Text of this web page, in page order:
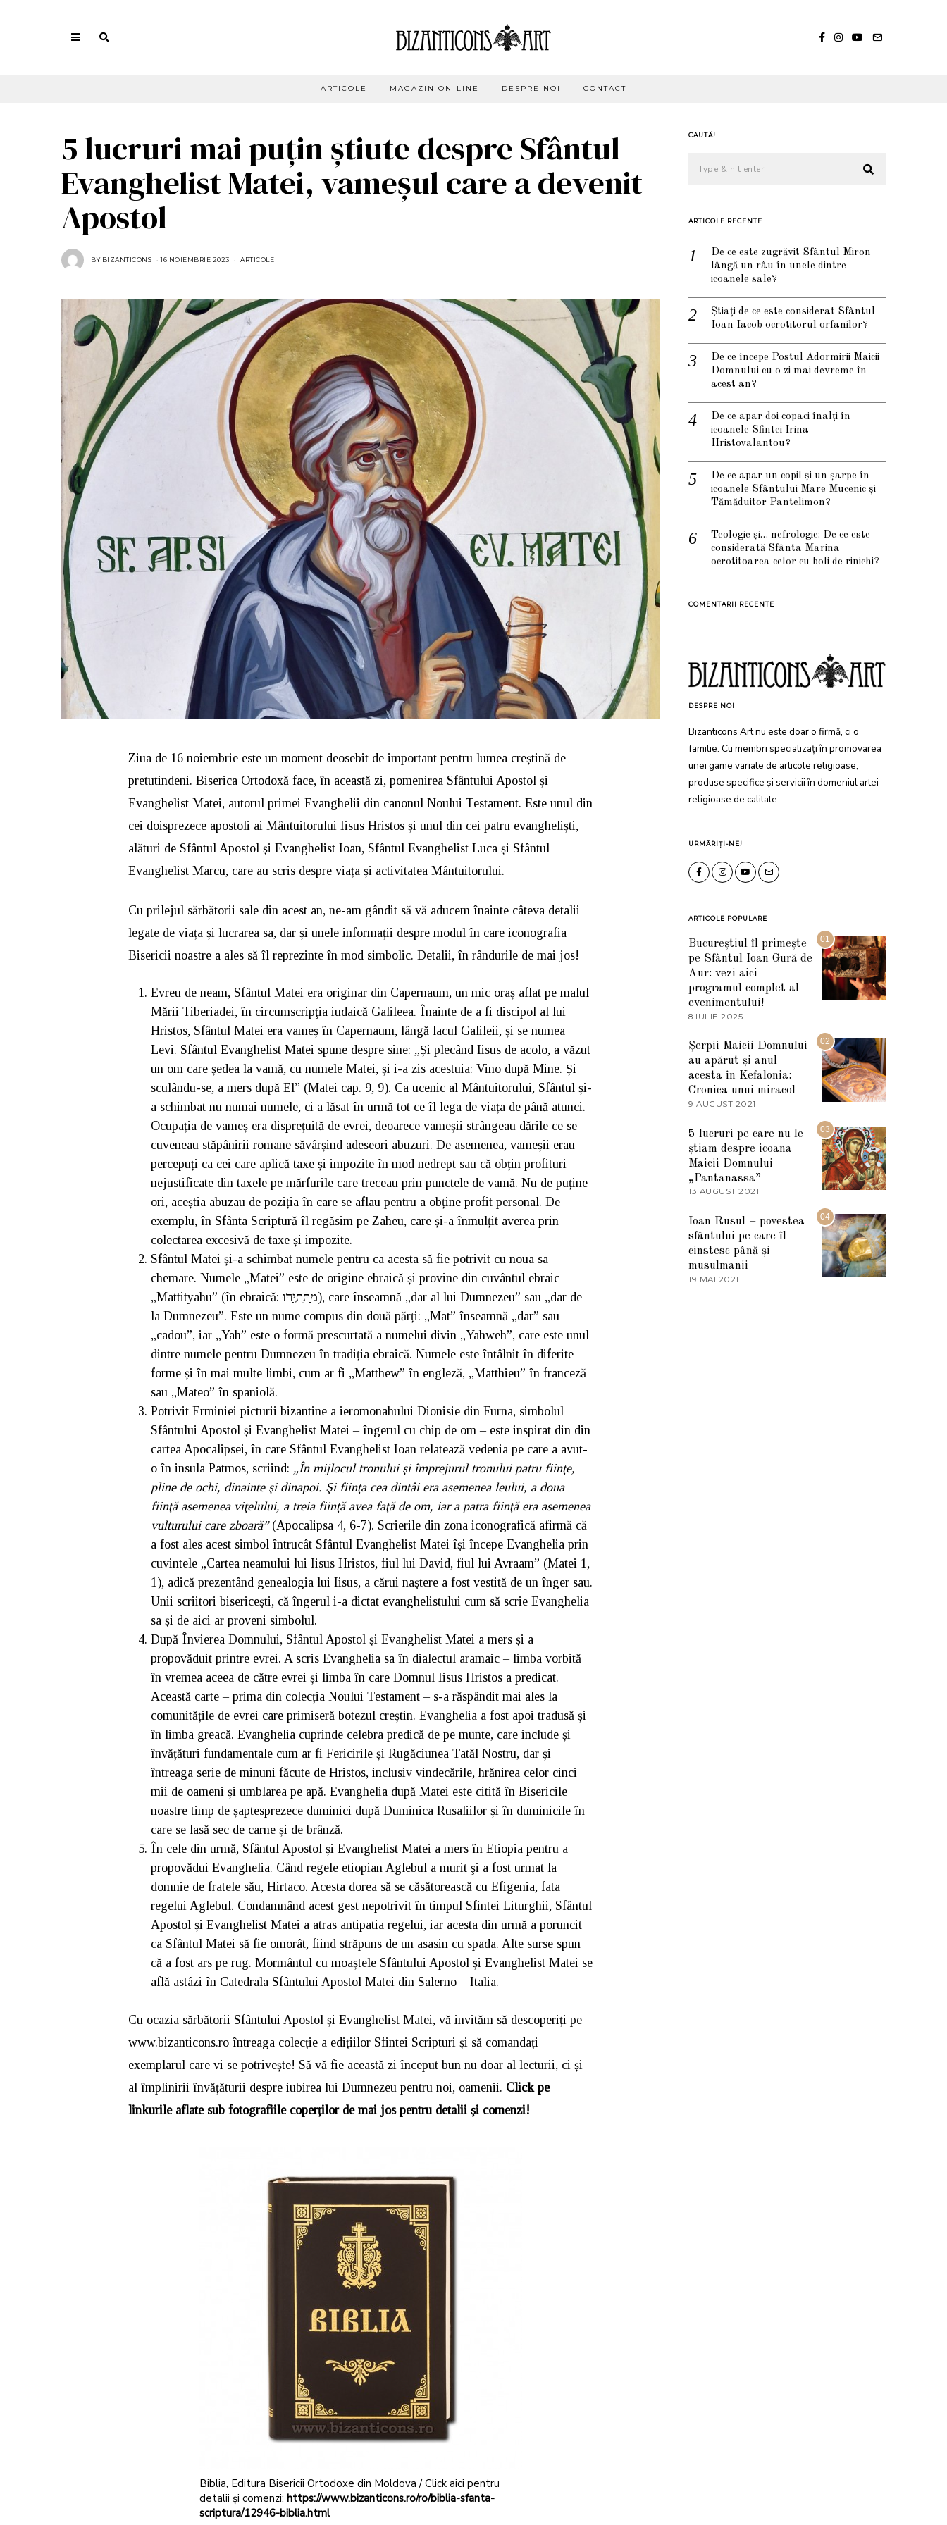
ARTICOLE MAGAZIN ON-LINE DESPRE NOI CONTACT
5 lucruri mai puțin știute despre Sfântul
Evanghelist Matei, vameșul care a devenit
Apostol
BY BIZANTICONS 16 NOIEMBRIE 2023
E
M
B
0
2
3
ARTICOLE
Ziua de 16 noiembrie este un moment deosebit de important pentru lumea creștină de
pretutindeni. Biserica Ortodoxă face, în această zi, pomenirea Sfântului Apostol și
Evanghelist Matei, autorul primei Evanghelii din canonul Noului Testament. Este unul din
cei doisprezece apostoli ai Mântuitorului Iisus Hristos și unul din cei patru evangheliști,
alături de Sfântul Apostol și Evanghelist Ioan, Sfântul Evanghelist Luca și Sfântul
Evanghelist Marcu, care au scris despre viața și activitatea Mântuitorului.
Cu prilejul sărbătorii sale din acest an, ne-am gândit să vă aducem înainte câteva detalii
legate de viața și lucrarea sa, dar și unele informații despre modul în care iconografia
Bisericii noastre a ales să îl reprezinte în mod simbolic. Detalii, în rândurile de mai jos!
Evreu de neam, Sfântul Matei era originar din Capernaum, un mic oraș aflat pe malul
Mării Tiberiadei, în circumscripţia iudaică Galileea. Înainte de a fi discipol al lui
Hristos, Sfântul Matei era vameș în Capernaum, lângă lacul Galileii, și se numea
Levi. Sfântul Evanghelist Matei spune despre sine: „Și plecând Iisus de acolo, a văzut
un om care ședea la vamă, cu numele Matei, și i-a zis acestuia: Vino după Mine. Și
sculându-se, a mers după El” (Matei cap. 9, 9). Ca ucenic al Mântuitorului, Sfântul și-
a schimbat nu numai numele, ci a lăsat în urmă tot ce îl lega de viața de până atunci.
Ocupația de vameș era disprețuită de evrei, deoarece vameșii strângeau dările ce se
cuveneau stăpânirii romane săvârșind adeseori abuzuri. De asemenea, vameșii erau
percepuți ca cei care aplică taxe și impozite în mod nedrept sau că obțin profituri
nejustificate din taxele pe mărfurile care treceau prin punctele de vamă. Nu de puține
ori, aceștia abuzau de poziția în care se aflau pentru a obține profit personal. De
exemplu, în Sfânta Scriptură îl regăsim pe Zaheu, care și-a înmulțit averea prin
colectarea excesivă de taxe și impozite.
Sfântul Matei și-a schimbat numele pentru ca acesta să fie potrivit cu noua sa
chemare. Numele „Matei” este de origine ebraică și provine din cuvântul ebraic
„Mattityahu” (în ebraică: מַתִּתְיָהוּ), care înseamnă „dar al lui Dumnezeu” sau „dar de
la Dumnezeu”. Este un nume compus din două părți: „Mat” înseamnă „dar” sau
„cadou”, iar „Yah” este o formă prescurtată a numelui divin „Yahweh”, care este unul
dintre numele pentru Dumnezeu în tradiția ebraică. Numele este întâlnit în diferite
forme și în mai multe limbi, cum ar fi „Matthew” în engleză, „Matthieu” în franceză
sau „Mateo” în spaniolă.
Potrivit Erminiei picturii bizantine a ieromonahului Dionisie din Furna, simbolul
Sfântului Apostol și Evanghelist Matei – îngerul cu chip de om – este inspirat din din
cartea Apocalipsei, în care Sfântul Evanghelist Ioan relatează vedenia pe care a avut-
o în insula Patmos, scriind: „În mijlocul tronului şi împrejurul tronului patru fiinţe,
pline de ochi, dinainte şi dinapoi. Şi fiinţa cea dintâi era asemenea leului, a doua
fiinţă asemenea viţelului, a treia fiinţă avea faţă de om, iar a patra fiinţă era asemenea
vulturului care zboară”(Apocalipsa 4, 6-7). Scrierile din zona iconografică afirmă că
a fost ales acest simbol întrucât Sfântul Evanghelist Matei îşi începe Evanghelia prin
cuvintele „Cartea neamului lui Iisus Hristos, fiul lui David, fiul lui Avraam” (Matei 1,
1), adică prezentând genealogia lui Iisus, a cărui naştere a fost vestită de un înger sau.
Unii scriitori bisericeşti, că îngerul i-a dictat evanghelistului cum să scrie Evanghelia
sa și de aici ar proveni simbolul.
După Învierea Domnului, Sfântul Apostol și Evanghelist Matei a mers și a
propovăduit printre evrei. A scris Evanghelia sa în dialectul aramaic – limba vorbită
în vremea aceea de către evrei și limba în care Domnul Iisus Hristos a predicat.
Această carte – prima din colecția Noului Testament – s-a răspândit mai ales la
comunitățile de evrei care primiseră botezul creștin. Evanghelia a fost apoi tradusă și
în limba greacă. Evanghelia cuprinde celebra predică de pe munte, care include și
învățături fundamentale cum ar fi Fericirile și Rugăciunea Tatăl Nostru, dar și
întreaga serie de minuni făcute de Hristos, inclusiv vindecările, hrănirea celor cinci
mii de oameni și umblarea pe apă. Evanghelia după Matei este citită în Bisericile
noastre timp de șaptesprezece duminici după Duminica Rusaliilor și în duminicile în
care se lasă sec de carne și de brânză.
În cele din urmă, Sfântul Apostol și Evanghelist Matei a mers în Etiopia pentru a
propovădui Evanghelia. Când regele etiopian Aglebul a murit şi a fost urmat la
domnie de fratele său, Hirtaco. Acesta dorea să se căsătorească cu Efigenia, fata
regelui Aglebul. Condamnând acest gest nepotrivit în timpul Sfintei Liturghii, Sfântul
Apostol și Evanghelist Matei a atras antipatia regelui, iar acesta din urmă a poruncit
ca Sfântul Matei să fie omorât, fiind străpuns de un asasin cu spada. Alte surse spun
că a fost ars pe rug. Mormântul cu moaștele Sfântului Apostol și Evanghelist Matei se
află astâzi în Catedrala Sfântului Apostol Matei din Salerno – Italia.
Cu ocazia sărbătorii Sfântului Apostol și Evanghelist Matei, vă invităm să descoperiți pe
www.bizanticons.ro întreaga colecție a edițiilor Sfintei Scripturi și să comandați
exemplarul care vi se potrivește! Să vă fie această zi început bun nu doar al lecturii, ci și
al împlinirii învățăturii despre iubirea lui Dumnezeu pentru noi, oamenii. Click pe
linkurile aflate sub fotografiile coperților de mai jos pentru detalii și comenzi!
Biblia, Editura Bisericii Ortodoxe din Moldova / Click aici pentru
detalii și comenzi: https://www.bizanticons.ro/ro/biblia-sfanta-
scriptura/12946-biblia.html
CAUTĂ!
ARTICOLE RECENTE
De ce este zugrăvit Sfântul Miron
lângă un râu în unele dintre
icoanele sale?
Știați de ce este considerat Sfântul
Ioan Iacob ocrotitorul orfanilor?
De ce începe Postul Adormirii Maicii
Domnului cu o zi mai devreme în
acest an?
De ce apar doi copaci înalți în
icoanele Sfintei Irina
Hristovalantou?
De ce apar un copil și un șarpe în
icoanele Sfântului Mare Mucenic și
Tămăduitor Pantelimon?
Teologie și… nefrologie: De ce este
considerată Sfânta Marina
ocrotitoarea celor cu boli de rinichi?
COMENTARII RECENTE
DESPRE NOI
Bizanticons Art nu este doar o firmă, ci o
familie. Cu membri specializați în promovarea
unei game variate de articole religioase,
produse specifice și servicii în domeniul artei
religioase de calitate.
URMĂRIȚI-NE!
ARTICOLE POPULARE
01
Bucureștiul îl primește
pe Sfântul Ioan Gură de
Aur: vezi aici
programul complet al
evenimentului!
8 IULIE 2025
U
L
I
2
0
02
Șerpii Maicii Domnului
au apărut și anul
acesta în Kefalonia:
Cronica unui miracol
9 AUGUST 2021
A
R
T
I
2
2
2
03
5 lucruri pe care nu le
știam despre icoana
Maicii Domnului
„Pantanassa”
13 AUGUST 2021
U
G
U
S
04
Ioan Rusul – povestea
sfântului pe care îl
cinstesc până și
musulmanii
19 MAI 2021